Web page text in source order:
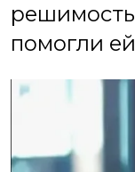
помогли